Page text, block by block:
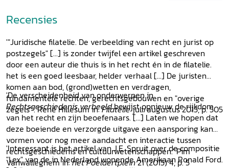
een bibliotheek van de macht in de grand siècle WIJNAND
VAN DER SANDEN, Galgen in het Drentse landschap
MARTIJN VERMEERSCH, Terechtstellingstafereel voor het
Landhuis van het Brugse Vrije ALAIN WIJFFELS, Historia
iuris in nummis. Een gedenk- en propagandapenning naar
aanleiding van de Vrede van Fontainebleau (1785)
GEORGES MARTYN, Hubert Parez, kustvriend of ijdeltuit?
Bedenkingen bij twee juristenportretten van het Gentse
Museum voor Schone Kunsten PAUL BROOD, Het
doodshemd van de laatste Groningse
terdoodveroordeelde STEFAN HUYGEBAERT/SEBASTIAAN
VANDENBOGAERDE, Ètes-vous Justice, Minerve ou Themis?
Een tijdschriftlogo alsnumen mixtumen symptoom van de
versmelting van kunst en recht in het Belgische fin de
Recensies
'"Juridische filatelie. De verbeelding van recht en jurist op
postzegels" [...] is zonder twijfel een artikel geschreven
door een auteur die thuis is in het recht én in de filatelie.
het is een goed leesbaar, helder verhaal [...] De juristen
komen aan bod, (grond)wetten en verdragen,
fundamentele rechten, gerechtsgebouwen en "overige
zegels"'. René Hillesum in:Filateliejuli/augustus 2015, p. 505
'De verscheidenheid van onderwerpen in
Rechtsgeschiedenis verbeeldbewijst opnieuw de rijkdom
van het recht en zijn beoefenaars. [...] Laten we hopen dat
deze boeiende en verzorgde uitgave een aansporing kan
vormen voor nog meer aandacht en interactie tussen
rechtsgeschiedenis en cultuurwetenschappen.' Pim
Vanwalleghem in:het Poelaertplein21 (2015) 4, p. 5
'Interessant is het artikel van J.E. Spruit over de compositie
"Lex" van de in Nederland wonende Amerikaan Ronald Ford.